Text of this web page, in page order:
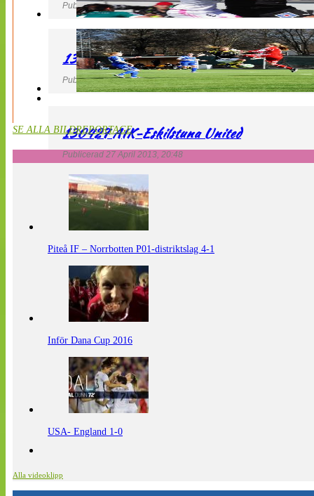
Publicerad 27 April 2013, 21:10
130427 LdB FC Malmö – Mallbackens IF
Publicerad 27 April 2013, 20:54
130427 AIK-Eskilstuna United
Publicerad 27 April 2013, 20:48
SE ALLA BILDREPORTAGE
Piteå IF – Norrbotten P01-distriktslag 4-1
Inför Dana Cup 2016
USA- England 1-0
Alla videoklipp